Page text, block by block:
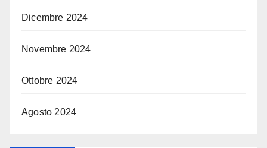
Dicembre 2024
Novembre 2024
Ottobre 2024
Agosto 2024